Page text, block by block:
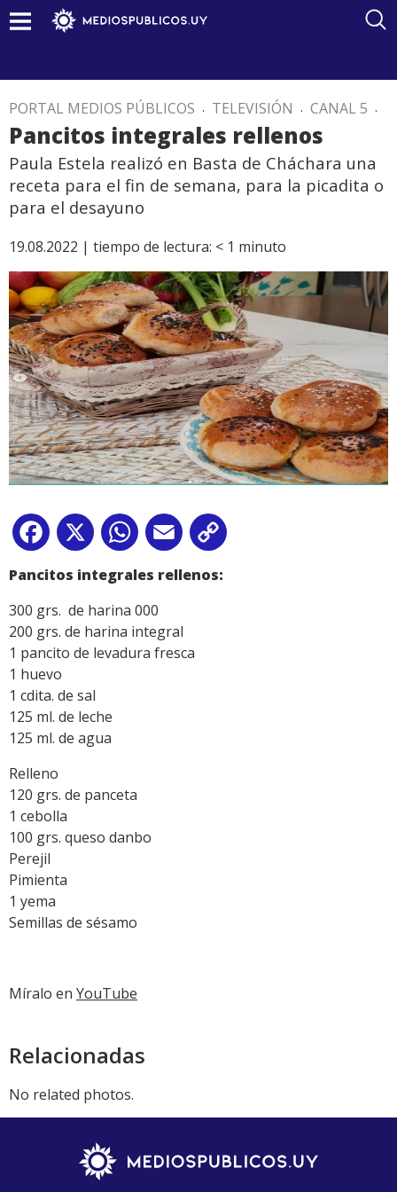
PORTAL MEDIOS PÚBLICOS . TELEVISIÓN . CANAL 5 .
Pancitos integrales rellenos
Paula Estela realizó en Basta de Cháchara una
receta para el fin de semana, para la picadita o
para el desayuno
19.08.2022 | tiempo de lectura: < 1 minuto
Facebook
X WhatsApp
Email
Pancitos integrales rellenos:
300 grs. de harina 000
200 grs. de harina integral
1 pancito de levadura fresca
1 huevo
1 cdita. de sal
125 ml. de leche
125 ml. de agua
Relleno
120 grs. de panceta
1 cebolla
100 grs. queso danbo
Perejil
Pimienta
1 yema
Semillas de sésamo
Míralo en YouTube
Relacionadas
No related photos.